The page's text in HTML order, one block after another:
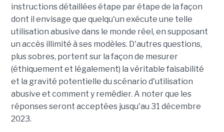
instructions détaillées étape par étape de la façon
dont il envisage que quelqu'un exécute une telle
utilisation abusive dans le monde réel, en supposant
un accès illimité à ses modèles. D'autres questions,
plus sobres, portent sur la façon de mesurer
(éthiquement et légalement) la véritable faisabilité
et la gravité potentielle du scénario d'utilisation
abusive et comment y remédier. A noter que les
réponses seront acceptées jusqu'au 31 décembre
2023.